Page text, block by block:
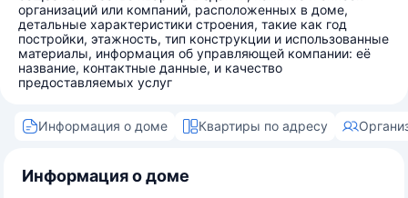
организаций или компаний, расположенных в доме,
детальные характеристики строения, такие как год
постройки, этажность, тип конструкции и использованные
материалы, информация об управляющей компании: её
название, контактные данные, и качество
предоставляемых услуг
Информация о доме Квартиры по адресу
Информация о доме